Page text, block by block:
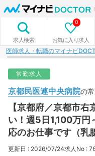
求人検索 お気に入り求人
0
医師求人・転職のマイナビ
常勤求人
京都民医連中央病院の
【京都府／京都市
い！週5日1,100万
応のお仕事です（乳
更新日 : 2026/07/24求人No :